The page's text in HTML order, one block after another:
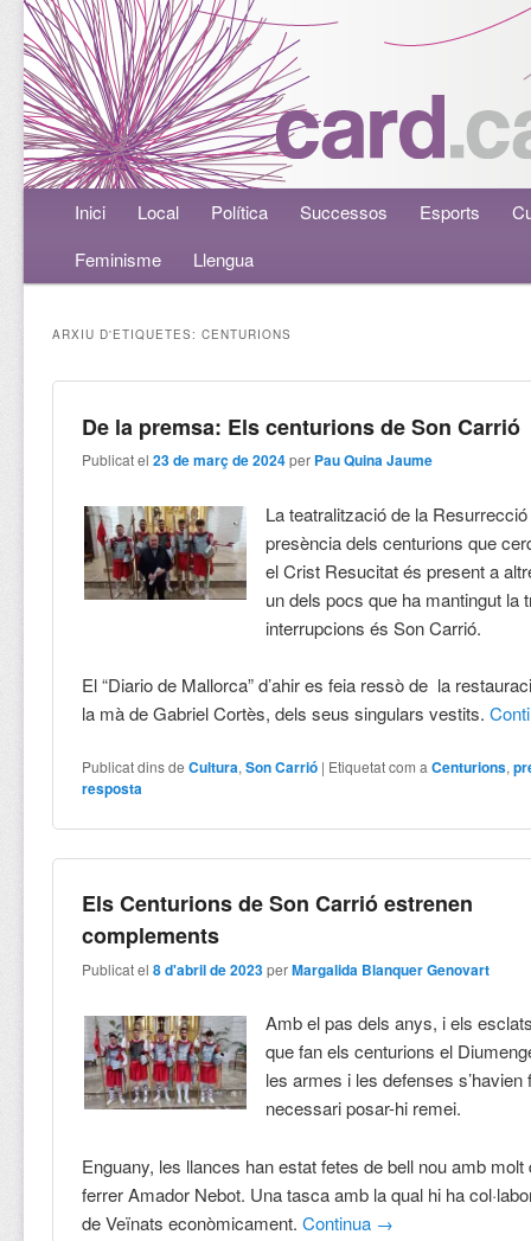
Menú principalAneu al contingut principal
Aneu al contingut secundari
Inici Local Política Successos Esports
Feminisme
Llengua
ARXIU D'ETIQUETES:CENTURIONS
De la premsa: Els centurions de Son Carrió
Publicat el23 de març de 2024 per Pau Quina Jaume
La teatralització de la
presència dels centurions que
el Crist Resucitat és present a
un dels pocs que ha mantingut la
interrupcions és Son Carrió.
El “Diario de Mallorca” d’ahir es feia ressò de la
la mà de Gabriel Cortès, dels seus singulars vestits.
Publicat dins de Cultura,Son Carrió | Etiquetat com a Centurions,
resposta
Els Centurions de Son Carrió estrenen
complements
Publicat el8 d'abril de 2023 perMargalida Blanquer Genovart
Amb el pas dels anys, i els
que fan els centurions el
les armes i les defenses s’havien
necessari posar-hi remei.
Enguany, les llances han estat fetes de bell nou amb molt
ferrer Amador Nebot. Una tasca amb la qual hi ha
de Veïnats econòmicament.Continua →